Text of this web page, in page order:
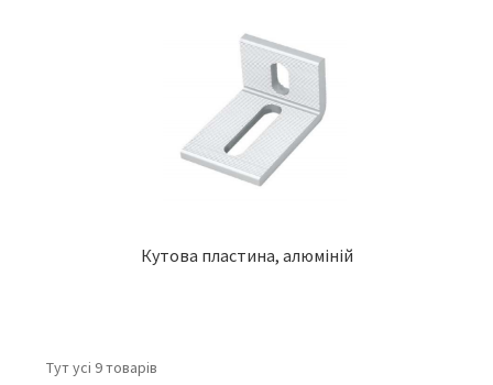
Кутова пластина, алюміній
Тут усі 9 товарів